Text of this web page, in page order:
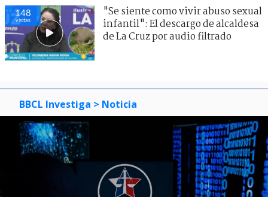
148
visitas
"Se siente como vivir abuso sexual
infantil": El descargo de alcaldesa
de La Cruz por audio filtrado
BBCL Investiga > Noticia